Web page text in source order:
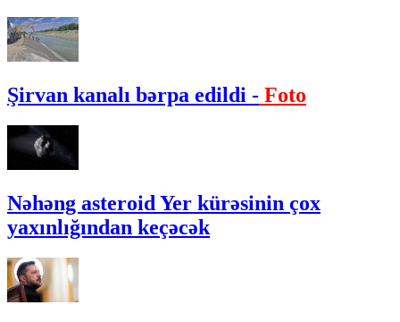
Şirvan kanalı bərpa edildi - Foto
Nəhəng asteroid Yer kürəsinin çox
yaxınlığından keçəcək